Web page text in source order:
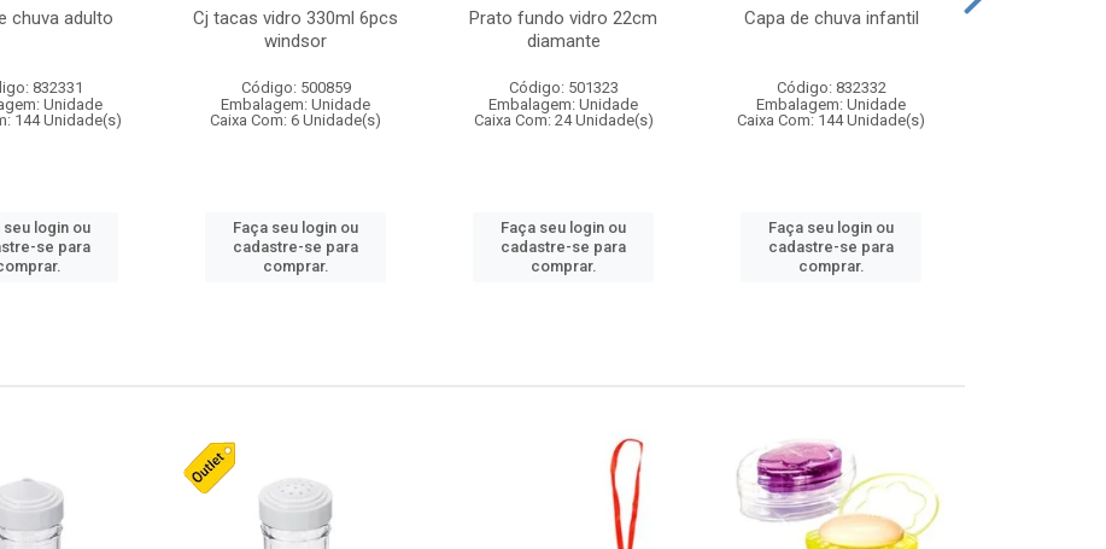
chuva adulto
832331
Unidade
144 Unidade(s)
seu login ou
se para
Cj tacas vidro 330ml 6pcs
windsor
Código: 500859
Embalagem: Unidade
Caixa Com: 6 Unidade(s)
Faça seu login ou
cadastre-se para
comprar.
Prato fundo vidro 22cm
diamante
Código: 501323
Embalagem: Unidade
Caixa Com: 24 Unidade(s)
Faça seu login ou
cadastre-se para
comprar.
Capa de chuva infantil
Código: 832332
Embalagem: Unidade
Caixa Com: 144 Unidade(s)
Faça seu login ou
cadastre-se para
comprar.